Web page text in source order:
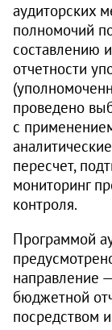
аудиторских
полномочий
составлению
отчетности
проведено
с
пересчет,
мониторинг
контроля.
Программой
направление
бюджетной
посредством